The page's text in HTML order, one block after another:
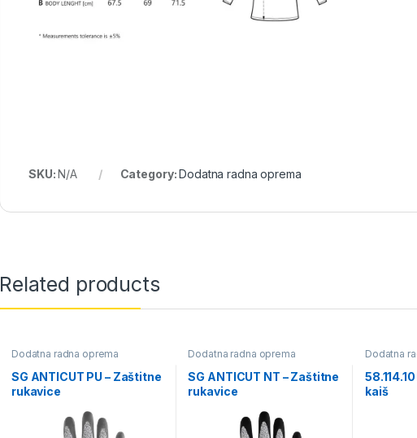
SKU:N/A Category:Dodatna radna oprema
Related products
Dodatna radna oprema
SG ANTICUT PU – Zaštitne
rukavice
Dodatna radna oprema
SG ANTICUT NT – Zaštitne
rukavice
Dodatna
kaiš